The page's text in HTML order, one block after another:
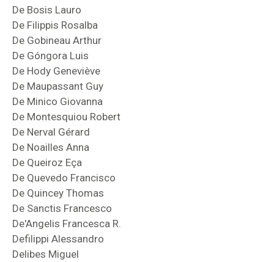
De Bosis Lauro
De Filippis Rosalba
De Gobineau Arthur
De Góngora Luis
De Hody Geneviève
De Maupassant Guy
De Minico Giovanna
De Montesquiou Robert
De Nerval Gérard
De Noailles Anna
De Queiroz Eça
De Quevedo Francisco
De Quincey Thomas
De Sanctis Francesco
De'Angelis Francesca R.
Defilippi Alessandro
Delibes Miguel